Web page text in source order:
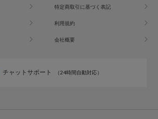
特定商取引に基づく表記
利用規約
会社概要
チャットサポート （24時間自動対応）